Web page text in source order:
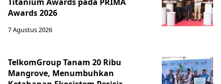
Awards 2026
7 Agustus 2026
TelkomGroup Tanam 20 Ribu
Mangrove, Menumbuhkan